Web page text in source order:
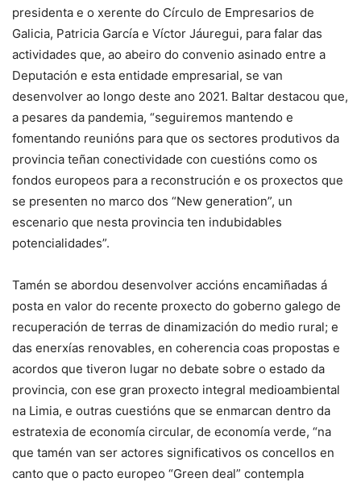
presidenta e o xerente do Círculo de Empresarios de
Galicia, Patricia García e Víctor Jáuregui, para falar das
actividades que, ao abeiro do convenio asinado entre a
Deputación e esta entidade empresarial, se van
desenvolver ao longo deste ano 2021. Baltar destacou que,
a pesares da pandemia, “seguiremos mantendo e
fomentando reunións para que os sectores produtivos da
provincia teñan conectividade con cuestións como os
fondos europeos para a reconstrución e os proxectos que
se presenten no marco dos “New generation”, un
escenario que nesta provincia ten indubidables
potencialidades”.
Tamén se abordou desenvolver accións encamiñadas á
posta en valor do recente proxecto do goberno galego de
recuperación de terras de dinamización do medio rural; e
das enerxías renovables, en coherencia coas propostas e
acordos que tiveron lugar no debate sobre o estado da
provincia, con ese gran proxecto integral medioambiental
na Limia, e outras cuestións que se enmarcan dentro da
estratexia de economía circular, de economía verde, “na
que tamén van ser actores significativos os concellos en
canto que o pacto europeo “Green deal” contempla